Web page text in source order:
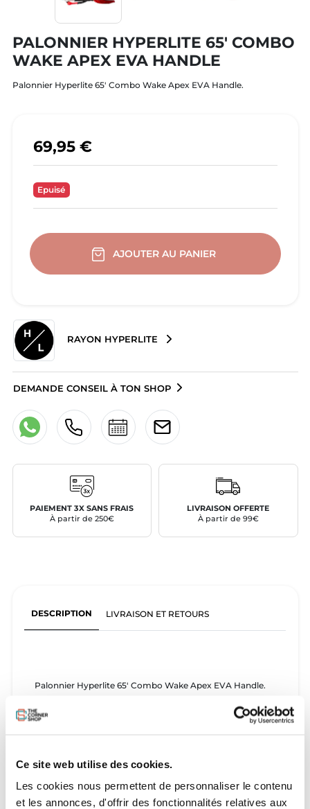
Ce site web utilise des cookies.
Les cookies nous permettent de personnaliser le contenu
et les annonces, d'offrir des fonctionnalités relatives aux
PALONNIER HYPERLITE 65' COMBO
WAKE APEX EVA HANDLE
Palonnier Hyperlite 65' Combo Wake Apex EVA Handle.
69,95 €
Epuisé
AJOUTER AU PANIER
RAYON HYPERLITE
DEMANDE CONSEIL À TON SHOP
PAIEMENT 3X SANS FRAIS
À partir de 250€
LIVRAISON OFFERTE
À partir de 99€
DESCRIPTION LIVRAISON ET RETOURS
Palonnier Hyperlite 65' Combo Wake Apex EVA Handle.